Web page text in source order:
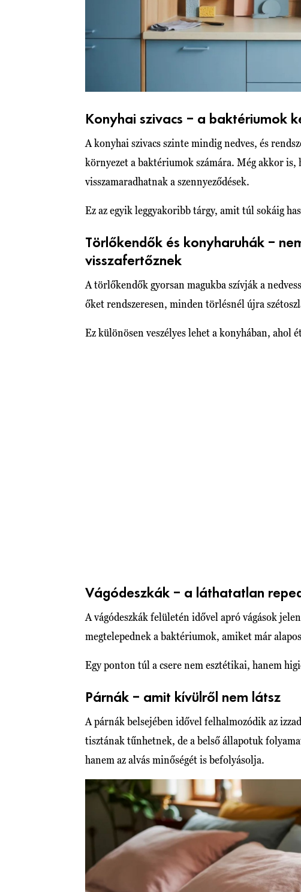
Konyhai szivacs – a baktériumok
A konyhai szivacs szinte mindig nedves, és
környezet a baktériumok számára. Még akkor is,
visszamaradhatnak a szennyeződések.
Ez az egyik leggyakoribb tárgy, amit túl sokáig
Törlőkendők és konyharuhák –
visszafertőznek
A törlőkendők gyorsan magukba szívják a
őket rendszeresen, minden törlésnél újra
Ez különösen veszélyes lehet a konyhában, ahol
Vágódeszkák – a láthatatlan
A vágódeszkák felületén idővel apró vágások
megtelepednek a baktériumok, amiket már
Egy ponton túl a csere nem esztétikai, hanem
Párnák – amit kívülről nem látsz
A párnák belsejében idővel felhalmozódik az
tisztának tűnhetnek, de a belső állapotuk
hanem az alvás minőségét is befolyásolja.